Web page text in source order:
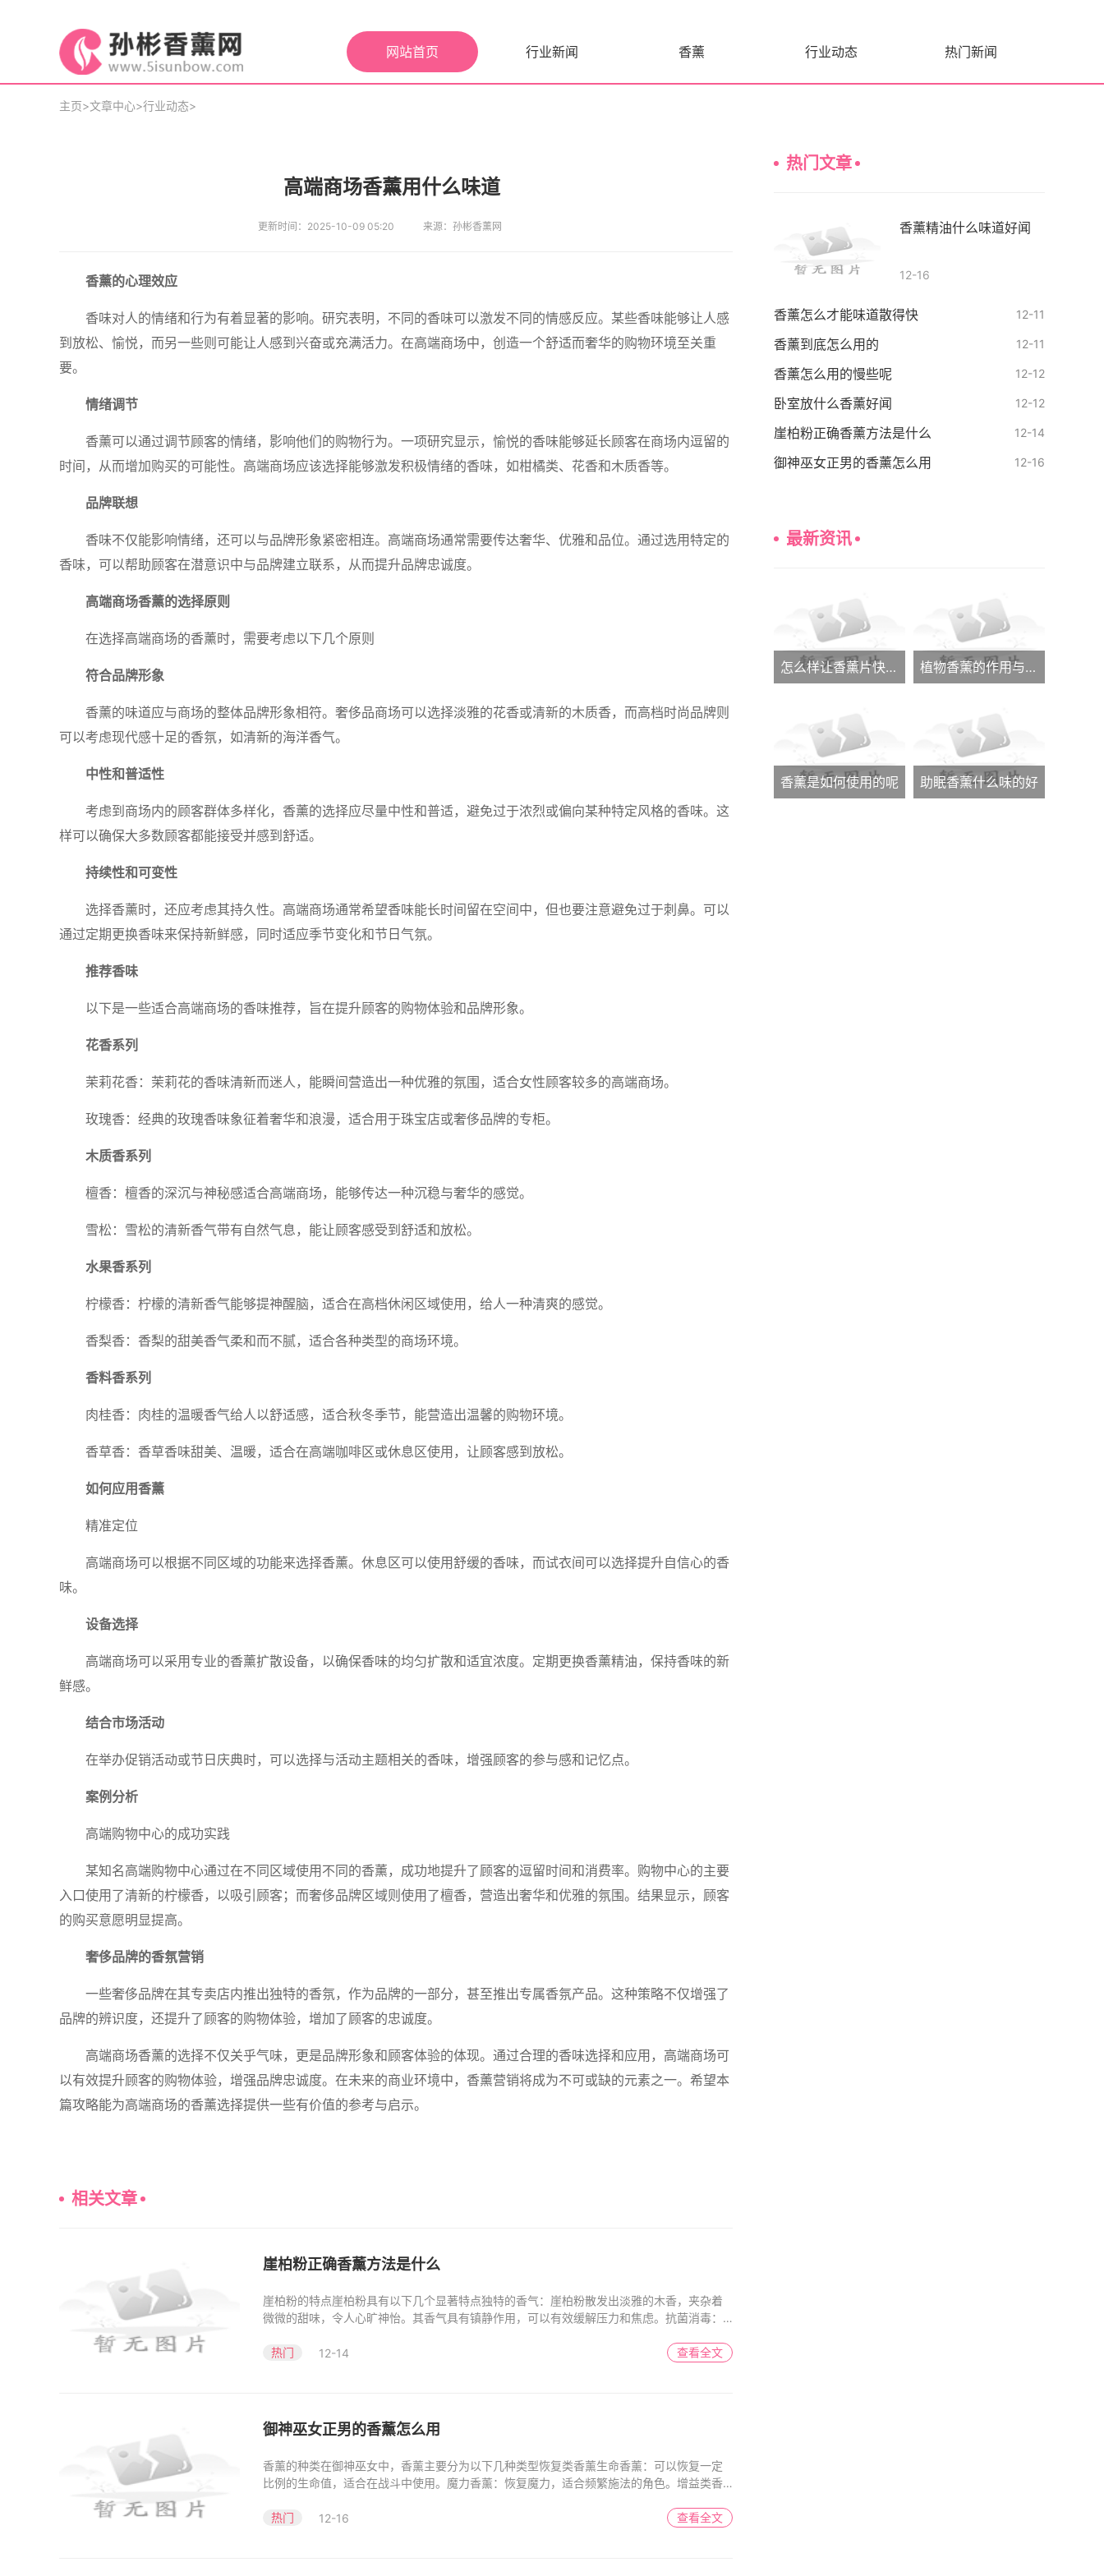
网站首页 行业新闻 香薰 行业动态 热门新闻
主页>文章中心>行业动态>
高端商场香薰用什么味道
更新时间：2025-10-09 05:20 来源：孙彬香薰网
香薰的心理效应
香味对人的情绪和行为有着显著的影响。研究表明，不同的香味可以激发不同的情感反应。某些香味能够让人感
到放松、愉悦，而另一些则可能让人感到兴奋或充满活力。在高端商场中，创造一个舒适而奢华的购物环境至关重
要。
情绪调节
香薰可以通过调节顾客的情绪，影响他们的购物行为。一项研究显示，愉悦的香味能够延长顾客在商场内逗留的
时间，从而增加购买的可能性。高端商场应该选择能够激发积极情绪的香味，如柑橘类、花香和木质香等。
品牌联想
香味不仅能影响情绪，还可以与品牌形象紧密相连。高端商场通常需要传达奢华、优雅和品位。通过选用特定的
香味，可以帮助顾客在潜意识中与品牌建立联系，从而提升品牌忠诚度。
高端商场香薰的选择原则
在选择高端商场的香薰时，需要考虑以下几个原则
符合品牌形象
香薰的味道应与商场的整体品牌形象相符。奢侈品商场可以选择淡雅的花香或清新的木质香，而高档时尚品牌则
可以考虑现代感十足的香氛，如清新的海洋香气。
中性和普适性
考虑到商场内的顾客群体多样化，香薰的选择应尽量中性和普适，避免过于浓烈或偏向某种特定风格的香味。这
样可以确保大多数顾客都能接受并感到舒适。
持续性和可变性
选择香薰时，还应考虑其持久性。高端商场通常希望香味能长时间留在空间中，但也要注意避免过于刺鼻。可以
通过定期更换香味来保持新鲜感，同时适应季节变化和节日气氛。
推荐香味
以下是一些适合高端商场的香味推荐，旨在提升顾客的购物体验和品牌形象。
花香系列
茉莉花香：茉莉花的香味清新而迷人，能瞬间营造出一种优雅的氛围，适合女性顾客较多的高端商场。
玫瑰香：经典的玫瑰香味象征着奢华和浪漫，适合用于珠宝店或奢侈品牌的专柜。
木质香系列
檀香：檀香的深沉与神秘感适合高端商场，能够传达一种沉稳与奢华的感觉。
雪松：雪松的清新香气带有自然气息，能让顾客感受到舒适和放松。
水果香系列
柠檬香：柠檬的清新香气能够提神醒脑，适合在高档休闲区域使用，给人一种清爽的感觉。
香梨香：香梨的甜美香气柔和而不腻，适合各种类型的商场环境。
香料香系列
肉桂香：肉桂的温暖香气给人以舒适感，适合秋冬季节，能营造出温馨的购物环境。
香草香：香草香味甜美、温暖，适合在高端咖啡区或休息区使用，让顾客感到放松。
如何应用香薰
精准定位
高端商场可以根据不同区域的功能来选择香薰。休息区可以使用舒缓的香味，而试衣间可以选择提升自信心的香
味。
设备选择
高端商场可以采用专业的香薰扩散设备，以确保香味的均匀扩散和适宜浓度。定期更换香薰精油，保持香味的新
鲜感。
结合市场活动
在举办促销活动或节日庆典时，可以选择与活动主题相关的香味，增强顾客的参与感和记忆点。
案例分析
高端购物中心的成功实践
某知名高端购物中心通过在不同区域使用不同的香薰，成功地提升了顾客的逗留时间和消费率。购物中心的主要
入口使用了清新的柠檬香，以吸引顾客；而奢侈品牌区域则使用了檀香，营造出奢华和优雅的氛围。结果显示，顾客
的购买意愿明显提高。
奢侈品牌的香氛营销
一些奢侈品牌在其专卖店内推出独特的香氛，作为品牌的一部分，甚至推出专属香氛产品。这种策略不仅增强了
品牌的辨识度，还提升了顾客的购物体验，增加了顾客的忠诚度。
高端商场香薰的选择不仅关乎气味，更是品牌形象和顾客体验的体现。通过合理的香味选择和应用，高端商场可
以有效提升顾客的购物体验，增强品牌忠诚度。在未来的商业环境中，香薰营销将成为不可或缺的元素之一。希望本
篇攻略能为高端商场的香薰选择提供一些有价值的参考与启示。
相关文章
崖柏粉正确香薰方法是什么
崖柏粉的特点崖柏粉具有以下几个显著特点独特的香气：崖柏粉散发出淡雅的木香，夹杂着
微微的甜味，令人心旷神怡。其香气具有镇静作用，可以有效缓解压力和焦虑。抗菌消毒：
热门
12-14 查看全文
御神巫女正男的香薰怎么用
香薰的种类在御神巫女中，香薰主要分为以下几种类型恢复类香薰生命香薰：可以恢复一定
比例的生命值，适合在战斗中使用。魔力香薰：恢复魔力，适合频繁施法的角色。增益类香
热门
12-16 查看全文
热门文章
香薰精油什么味道好闻
12-16
香薰怎么才能味道散得快 12-11
香薰到底怎么用的 12-11
香薰怎么用的慢些呢 12-12
卧室放什么香薰好闻 12-12
崖柏粉正确香薰方法是什么 12-14
御神巫女正男的香薰怎么用 12-16
最新资讯
怎么样让香薰片快速发香呢 植物香薰的作用与功效大全
香薰是如何使用的呢 助眠香薰什么味的好